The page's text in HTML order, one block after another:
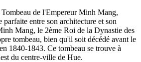
de l'Empereur Minh Mang,
entre son architecture et son
Mang, le 2ème Roi de la Dynastie des
tombeau, bien qu'il soit décédé avant le
1840-1843. Ce tombeau se trouve à
du centre-ville de Hue.